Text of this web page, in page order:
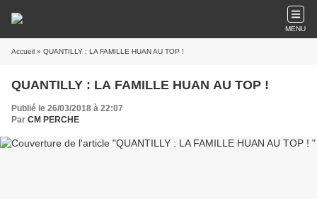
MENU
Accueil » QUANTILLY : LA FAMILLE HUAN AU TOP !
QUANTILLY : LA FAMILLE HUAN AU TOP !
Publié le 26/03/2018 à 22:07
Par CM PERCHE